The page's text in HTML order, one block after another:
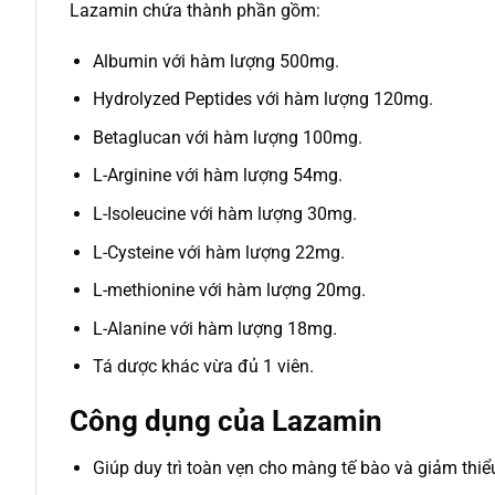
Lazamin chứa thành phần gồm:
Albumin với hàm lượng 500mg.
Hydrolyzed Peptides với hàm lượng 120mg.
Betaglucan với hàm lượng 100mg.
L-Arginine với hàm lượng 54mg.
L-Isoleucine với hàm lượng 30mg.
L-Cysteine với hàm lượng 22mg.
L-methionine với hàm lượng 20mg.
L-Alanine với hàm lượng 18mg.
Tá dược khác vừa đủ 1 viên.
Công dụng của Lazamin
Giúp duy trì toàn vẹn cho màng tế bào và giảm